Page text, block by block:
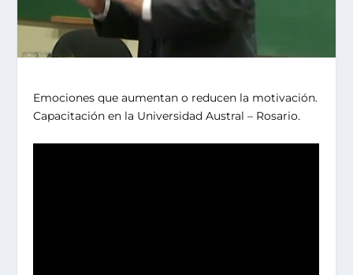
Emociones que aumentan o reducen la motivación.
Capacitación en la Universidad Austral – Rosario.